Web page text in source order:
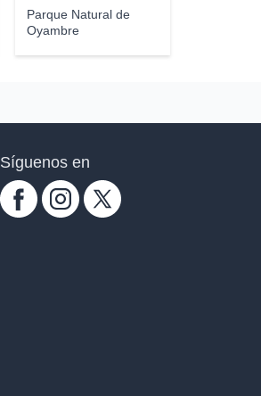
Parque Natural de
Oyambre
Síguenos en